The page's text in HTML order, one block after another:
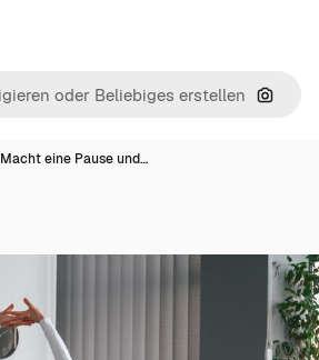
Nach
Macht eine Pause und…